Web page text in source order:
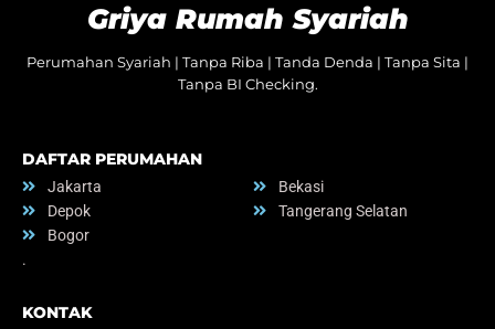
Griya Rumah Syariah
Perumahan Syariah | Tanpa Riba | Tanda Denda | Tanpa Sita |
Tanpa BI Checking.
DAFTAR PERUMAHAN
Jakarta
Depok
Bogor
.
Bekasi
Tangerang Selatan
KONTAK